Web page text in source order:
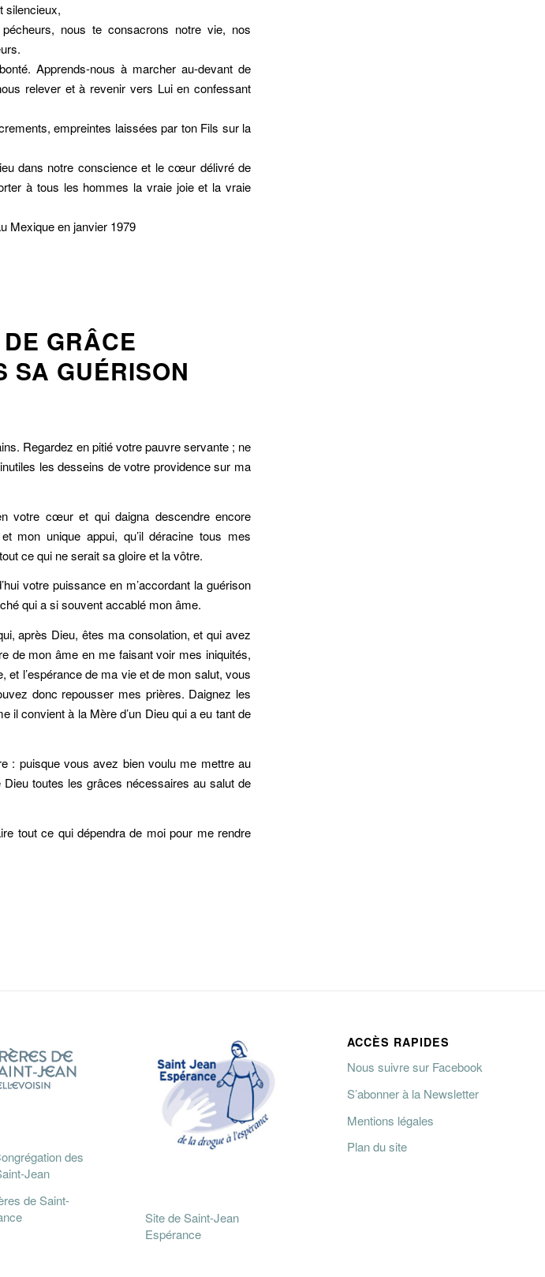
silencieux,
nous te consacrons notre vie, nos
Apprends-nous à marcher au-devant de
relever et à revenir vers Lui en confessant
empreintes laissées par ton Fils sur la
dans notre conscience et le cœur délivré de
à tous les hommes la vraie joie et la vraie
Mexique en janvier 1979
GRÂCE
SA GUÉRISON
Regardez en pitié votre pauvre servante ; ne
les desseins de votre providence sur ma
votre cœur et qui daigna descendre encore
mon unique appui, qu’il déracine tous mes
ce qui ne serait sa gloire et la vôtre.
votre puissance en m’accordant la guérison
qui a si souvent accablé mon âme.
après Dieu, êtes ma consolation, et qui avez
de mon âme en me faisant voir mes iniquités,
l’espérance de ma vie et de mon salut, vous
donc repousser mes prières. Daignez les
il convient à la Mère d’un Dieu qui a eu tant de
: puisque vous avez bien voulu me mettre au
toutes les grâces nécessaires au salut de
tout ce qui dépendra de moi pour me rendre
des
Jean
de Saint-
Site de Saint-Jean
Espérance
ACCÈS RAPIDES
Nous suivre sur Facebook
S’abonner à la Newsletter
Mentions légales
Plan du site